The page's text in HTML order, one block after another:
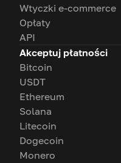
Wtyczki e-commerce
Opłaty
API
Akceptuj płatności
Bitcoin
USDT
Ethereum
Solana
Litecoin
Dogecoin
Monero